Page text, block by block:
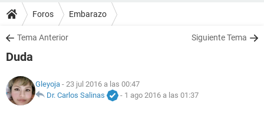
FOROS
SALUD
NUTRICIÓN
Foros Embarazo
Tema Anterior Siguiente Tema
Duda
Gleyoja - 23 jul 2016 a las 00:47
Dr. Carlos Salinas
- 1 ago 2016 a las 01:37